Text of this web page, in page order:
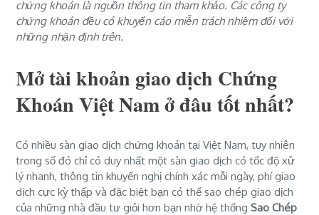
chứng khoán là nguồn thông tin tham khảo. Các công ty
chứng khoán đều có khuyến cáo miễn trách nhiệm đối với
những nhận định trên.
Mở tài khoản giao dịch Chứng
Khoán Việt Nam ở đâu tốt nhất?
Có nhiều sàn giao dịch chứng khoán tại Việt Nam, tuy nhiên
trong số đó chỉ có duy nhất một sàn giao dịch có tốc độ xử
lý nhanh, thông tin khuyến nghị chính xác mỗi ngày, phí giao
dịch cực kỳ thấp và đặc biệt bạn có thể sao chép giao dịch
của những nhà đầu tư giỏi hơn bạn nhờ hệ thốngSao Chép